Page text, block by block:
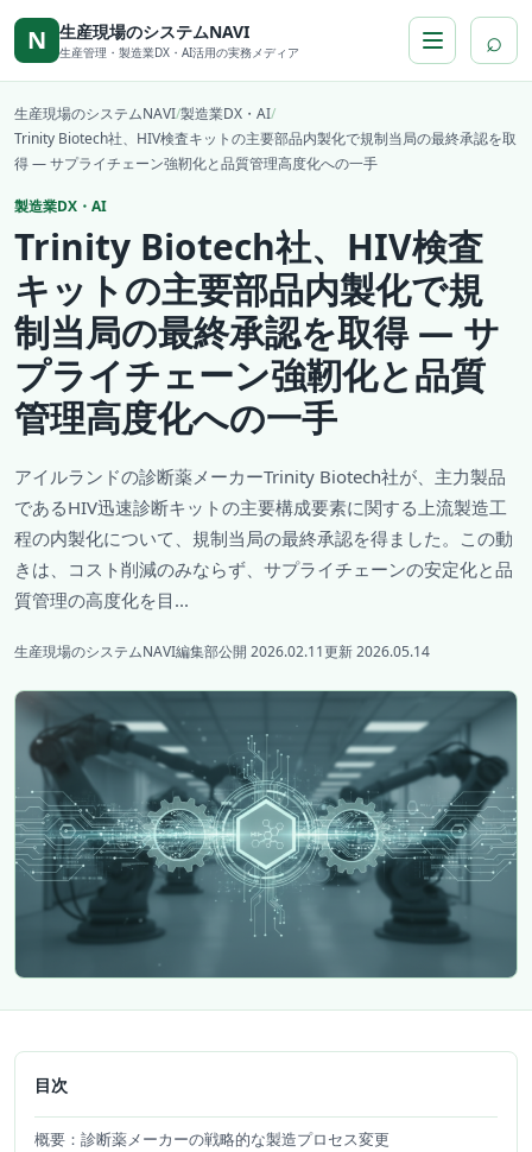
本文へ移動
N 生産現場のシステムNAVI
生産管理・製造業DX・AI活用の実務メディア ⌕
生産現場のシステムNAVI/製造業DX・AI/
Trinity Biotech社、HIV検査キットの主要部品内製化で規制当局の最終承認を取
得 ― サプライチェーン強靭化と品質管理高度化への一手
製造業DX・AI
Trinity Biotech社、HIV検査
キットの主要部品内製化で規
制当局の最終承認を取得 ― サ
プライチェーン強靭化と品質
管理高度化への一手
アイルランドの診断薬メーカーTrinity Biotech社が、主力製品
であるHIV迅速診断キットの主要構成要素に関する上流製造工
程の内製化について、規制当局の最終承認を得ました。この動
きは、コスト削減のみならず、サプライチェーンの安定化と品
質管理の高度化を目...
生産現場のシステムNAVI編集部公開 2026.02.11更新 2026.05.14
目次
概要：診断薬メーカーの戦略的な製造プロセス変更